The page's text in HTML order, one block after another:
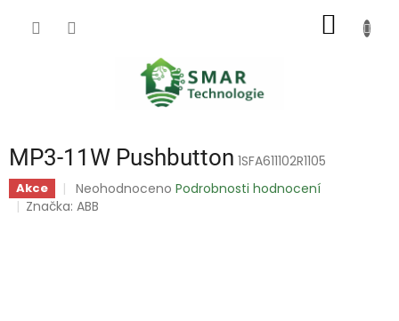
MP3-11W Pushbutton 1SFA611102R1105
Akce
Průměrné
hodnocení
Neohodnoceno Podrobnosti hodnocení
Značka:ABB